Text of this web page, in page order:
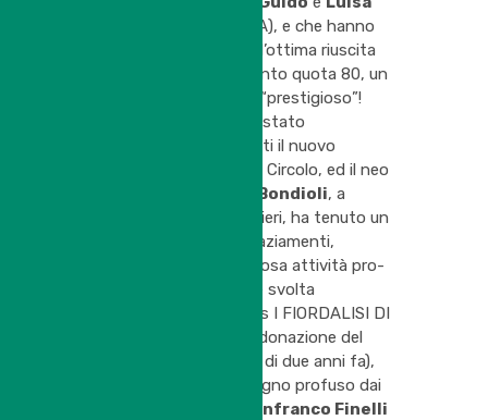
(FIORDALISI DI CLARA), e che hanno
contribuito di fatto all’ottima riuscita
della serata, ha raggiunto quota 80, un
traguardo veramente “prestigioso”!
Nel corso della cena è stato
ufficializzato ai presenti il nuovo
Consiglio Direttivo del Circolo, ed il neo
Stefano Bondioli, a
nome di tutti i consiglieri, ha tenuto un
discorso ricco di ringraziamenti,
sottolineando la preziosa attività pro-
Tennis Club San Felice svolta
dall’Associazione Onlus I FIORDALISI DI
CLARA (ricordiamo la donazione del
pallone pressostatico di due anni fa),
l’impegno profuso dai
Gianfranco Finelli